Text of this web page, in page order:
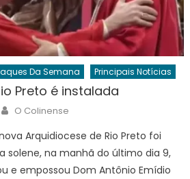
Da Semana Principais Notícias
Preto é instalada
Author
O Colinense
Arquidiocese de Rio Preto foi
solene, na manhã do último dia 9,
e empossou Dom Antônio Emídio